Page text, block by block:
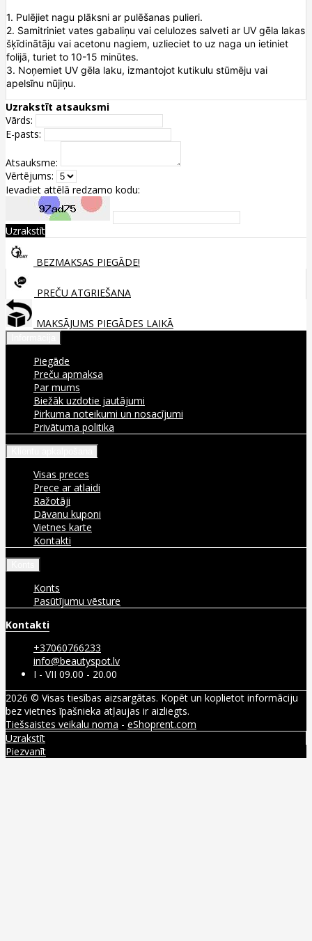
1. Pulējiet nagu plāksni ar pulēšanas pulieri.
2. Samitriniet vates gabaliņu vai celulozes salveti ar UV gēla lakas
šķīdinātāju vai acetonu nagiem, uzlieciet to uz naga un ietiniet
folijā, turiet to 10-15 minūtes.
3. Noņemiet UV gēla laku, izmantojot kutikulu stūmēju vai
apelsīnu nūjiņu.
Uzrakstīt atsauksmi
Vārds:
E-pasts:
Atsauksme:
Vērtējums:
Ievadiet attēlā redzamo kodu:
Uzrakstīt
BEZMAKSAS PIEGĀDE!
PREČU ATGRIEŠANA
MAKSĀJUMS PIEGĀDES LAIKĀ
Piegāde
Preču apmaksa
Par mums
Biežāk uzdotie jautājumi
Pirkuma noteikumi un nosacījumi
Privātuma politika
Visas preces
Prece ar atlaidi
Ražotāji
Dāvanu kuponi
Vietnes karte
Kontakti
Konts
Pasūtījumu vēsture
Kontakti
+37060766233
info@beautyspot.lv
I - VII 09.00 - 20.00
2026 © Visas tiesības aizsargātas. Kopēt un koplietot informāciju
bez vietnes īpašnieka atļaujas ir aizliegts.
Tiešsaistes veikalu noma - eShoprent.com
Uzrakstīt
Piezvanīt